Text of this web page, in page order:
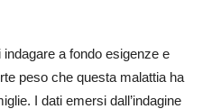
a fondo esigenze e
peso che questa malattia ha
I dati emersi dall’indagine